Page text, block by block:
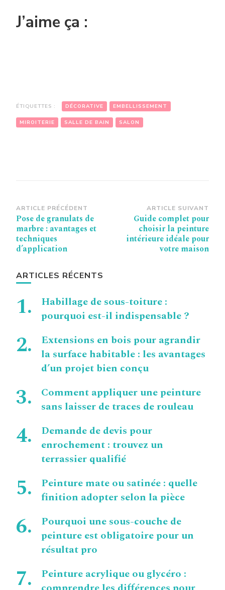
J’aime ça :
ÉTIQUETTES : DÉCORATIVE EMBELLISSEMENT
MIROITERIE SALLE DE BAIN SALON
Navigation
d’article
ARTICLE PRÉCÉDENT
Pose de granulats de
marbre : avantages et
techniques
d’application
ARTICLE SUIVANT
Guide complet pour
choisir la peinture
intérieure idéale pour
votre maison
ARTICLES RÉCENTS
Habillage de sous-toiture :
pourquoi est-il indispensable ?
Extensions en bois pour agrandir
la surface habitable : les avantages
d’un projet bien conçu
Comment appliquer une peinture
sans laisser de traces de rouleau
Demande de devis pour
enrochement : trouvez un
terrassier qualifié
Peinture mate ou satinée : quelle
finition adopter selon la pièce
Pourquoi une sous-couche de
peinture est obligatoire pour un
résultat pro
Peinture acrylique ou glycéro :